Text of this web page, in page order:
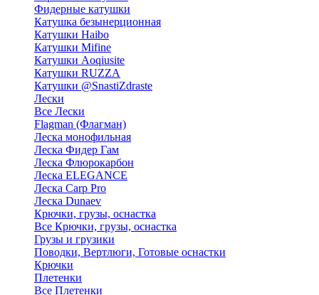
Фидерные катушки
Катушка безынерционная
Катушки Haibo
Катушки Mifine
Катушки Aoqiusite
Катушки RUZZA
Катушки @SnastiZdraste
Лески
Все Лески
Flagman (Флагман)
Леска монофильная
Леска Фидер Гам
Леска Флюрокарбон
Леска ELEGANCE
Леска Carp Pro
Леска Dunaev
Крючки, грузы, оснастка
Все Крючки, грузы, оснастка
Грузы и грузики
Поводки, Вертлюги, Готовые оснастки
Крючки
Плетенки
Все Плетенки